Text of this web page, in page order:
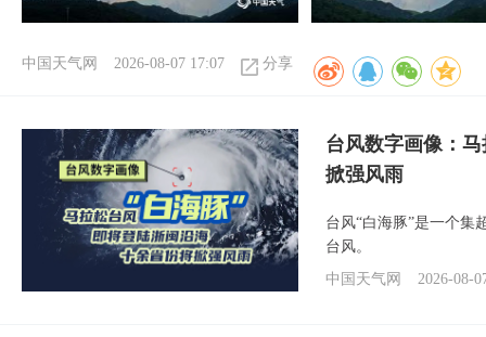
中国天气网 2026-08-07 17:07 分享
台风数字画像：
掀强风雨
台风“白海豚”是一个集
台风。
中国天气网
2026-08-